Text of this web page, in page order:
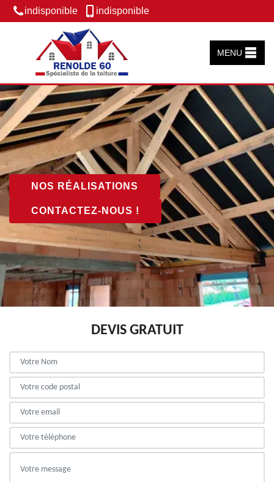
indisponible indisponible
MENU
NOS RÉALISATIONS
CONTACTEZ-NOUS !
DEVIS GRATUIT